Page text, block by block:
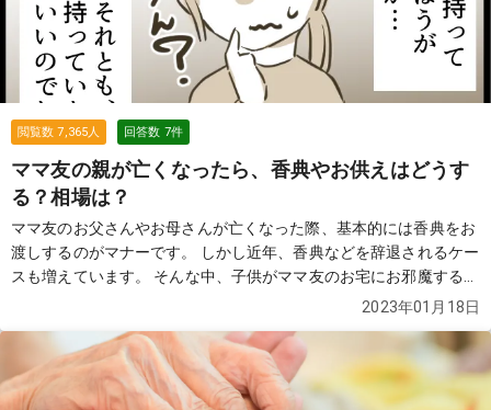
閲覧数7,365人 回答数 7件
ママ友の親が亡くなったら、香典やお供えはどうす
る？相場は？
ママ友のお父さんやお母さんが亡くなった際、基本的には香典をお
渡しするのがマナーです。 しかし近年、香典などを辞退されるケー
スも増えています。 そんな中、子供がママ友のお宅にお邪魔するこ
とになった、なんてことがあったらどうしたらいいのでしょうか？
てみましょう。 あなたが直面している状況へのヒントにもなるかも
しれません。続きを見る
2023年01月18日